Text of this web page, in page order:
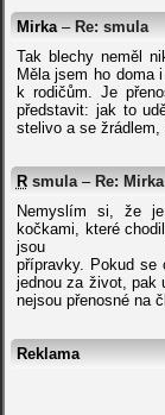
Mirka– Re: smula
Tak blechy neměl
Měla jsem ho doma
k rodičům. Je
představit: jak to
stelivo a se
R smula – Re: Mirka
Nemyslím si, že
kočkami, které
jsou
přípravky. Pokud se
jednou za život, pak
nejsou přenosné na
Reklama